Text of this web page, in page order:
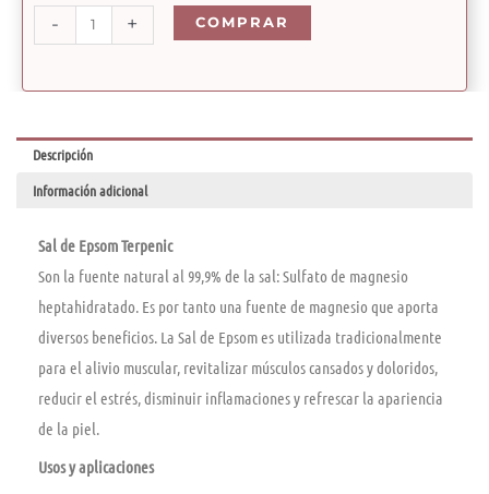
-
de
+ COMPRAR
Descripción
Información adicional
Sal de Epsom Terpenic
Son la fuente natural al 99,9% de la sal: Sulfato de magnesio
heptahidratado. Es por tanto una fuente de magnesio que aporta
diversos beneficios. La Sal de Epsom es utilizada tradicionalmente
para el alivio muscular, revitalizar músculos cansados y doloridos,
reducir el estrés, disminuir inflamaciones y refrescar la apariencia
de la piel.
Usos y aplicaciones